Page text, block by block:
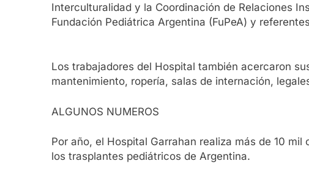
Interculturalidad y la Coordinación de Relaciones
Fundación Pediátrica Argentina (FuPeA) y
Los trabajadores del Hospital también acercaron
mantenimiento, ropería, salas de internación,
ALGUNOS NUMEROS
Por año, el Hospital Garrahan realiza más de 10
los trasplantes pediátricos de Argentina.